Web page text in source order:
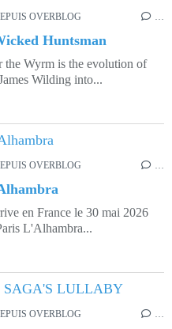
OVERBLOG
Huntsman
Wyrm is the evolution of
Wilding into...
OVERBLOG …
en France le 30 mai 2026
L'Alhambra...
OVERBLOG …